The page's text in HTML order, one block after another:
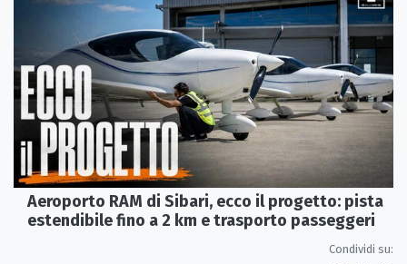
Aeroporto RAM di Sibari, ecco il progetto: pista
estendibile fino a 2 km e trasporto passeggeri
Condividi su: